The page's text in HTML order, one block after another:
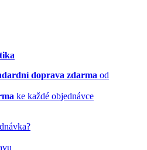
doprava zdarma od
ke každé objednávce